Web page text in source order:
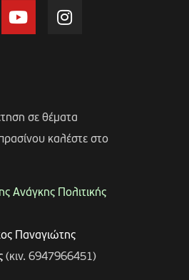
σε θέματα
καλέστε στο
Ανάγκης Πολιτικής
Παναγιώτης
(κιν. 6947966451)